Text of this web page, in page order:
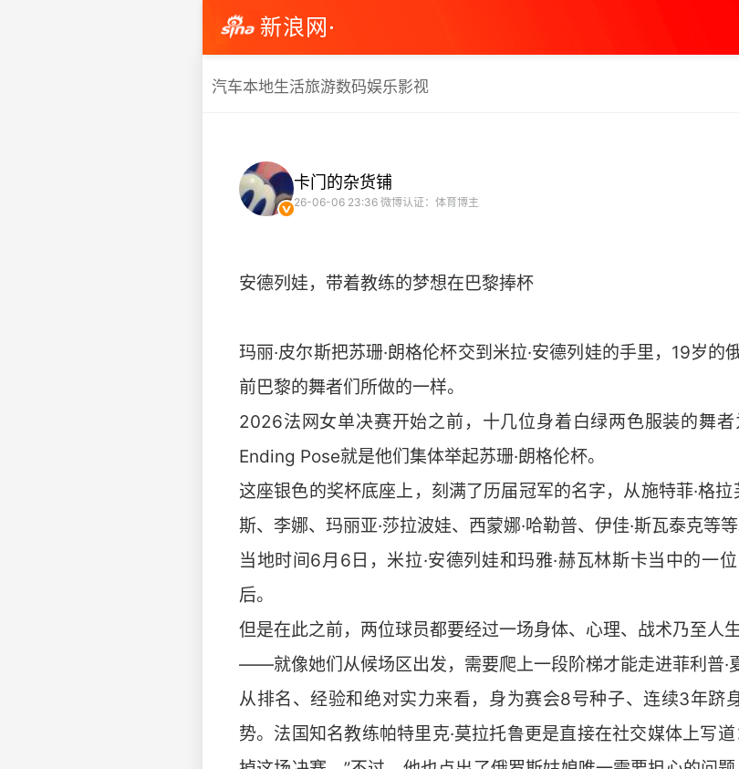
新浪网·
汽车本地生活旅游数码娱乐影视
卡门的杂货铺
26-06-06 23:36 微博认证：体育博主
安德列娃，带着教练的梦想在巴黎捧杯
玛丽·皮尔斯把苏珊·朗格伦杯交到米拉·安德列娃的手里，19岁
前巴黎的舞者们所做的一样。
2026法网女单决赛开始之前，十几位身着白绿两色服装的舞者
Ending Pose就是他们集体举起苏珊·朗格伦杯。
这座银色的奖杯底座上，刻满了历届冠军的名字，从施特菲·格拉
斯、李娜、玛丽亚·莎拉波娃、西蒙娜·哈勒普、伊佳·斯瓦泰克等等
当地时间6月6日，米拉·安德列娃和玛雅·赫瓦林斯卡当中的一
后。
但是在此之前，两位球员都要经过一场身体、心理、战术乃至人
——就像她们从候场区出发，需要爬上一段阶梯才能走进菲利普·
从排名、经验和绝对实力来看，身为赛会8号种子、连续3年跻
势。法国知名教练帕特里克·莫拉托鲁更是直接在社交媒体上写